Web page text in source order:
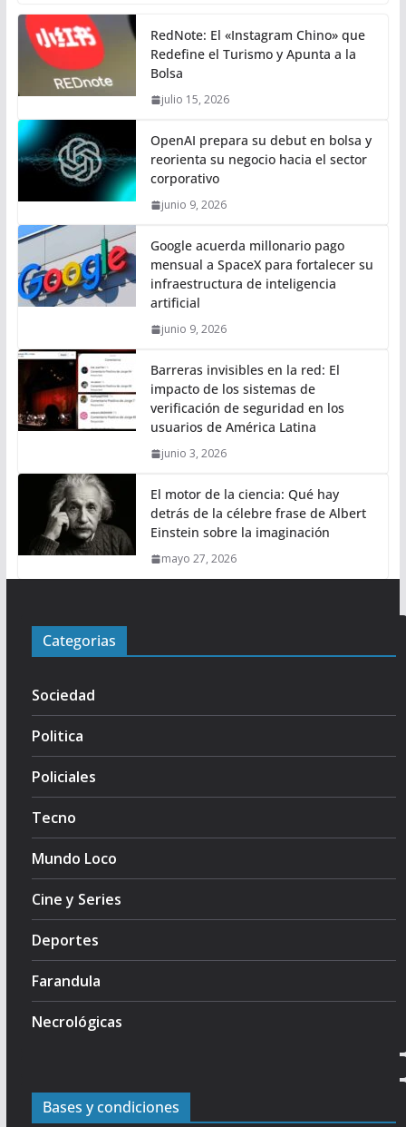
RedNote: El «Instagram Chino» que
Redefine el Turismo y Apunta a la
Bolsa
julio 15, 2026
OpenAI prepara su debut en bolsa y
reorienta su negocio hacia el sector
corporativo
junio 9, 2026
Google acuerda millonario pago
mensual a SpaceX para fortalecer su
infraestructura de inteligencia
artificial
junio 9, 2026
Barreras invisibles en la red: El
impacto de los sistemas de
verificación de seguridad en los
usuarios de América Latina
junio 3, 2026
El motor de la ciencia: Qué hay
detrás de la célebre frase de Albert
Einstein sobre la imaginación
mayo 27, 2026
Categorias
Sociedad
Politica
Policiales
Tecno
Mundo Loco
Cine y Series
Deportes
Farandula
Necrológicas
Bases y condiciones